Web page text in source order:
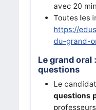
avec 20
Toutes les
https://
du-grand-
Le grand oral
questions
Le
questions
professeurs